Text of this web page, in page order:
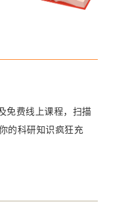
免费线上课程，扫描
的科研知识疯狂充